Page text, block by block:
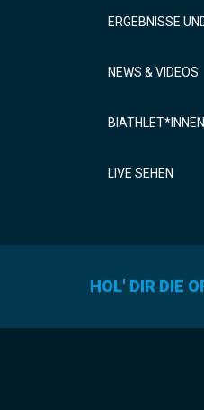
ERGEBNISSE
NEWS & VIDEOS
BIATHLET*INNEN
LIVE SEHEN
HOL' DIR DIE